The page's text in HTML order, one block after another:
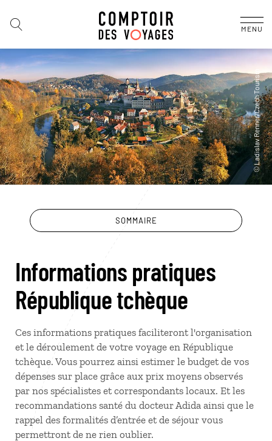
MENU
SOMMAIRE
Informations pratiques
République tchèque
Ces informations pratiques faciliteront l'organisation
et le déroulement de votre voyage en République
tchèque. Vous pourrez ainsi estimer le budget de vos
dépenses sur place grâce aux prix moyens observés
par nos spécialistes et correspondants locaux. Et les
recommandations santé du docteur Adida ainsi que le
rappel des formalités d’entrée et de séjour vous
permettront de ne rien oublier.